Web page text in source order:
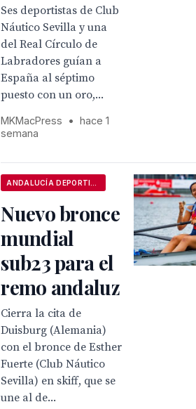
Ses deportistas de Club
Náutico Sevilla y una
del Real Círculo de
Labradores guían a
España al séptimo
puesto con un oro,...
MKMacPress •
hace 1
semana
Nuevo bronce
mundial
sub23 para el
remo andaluz
Cierra la cita de
Duisburg (Alemania)
con el bronce de Esther
Fuerte (Club Náutico
Sevilla) en skiff, que se
une al de...